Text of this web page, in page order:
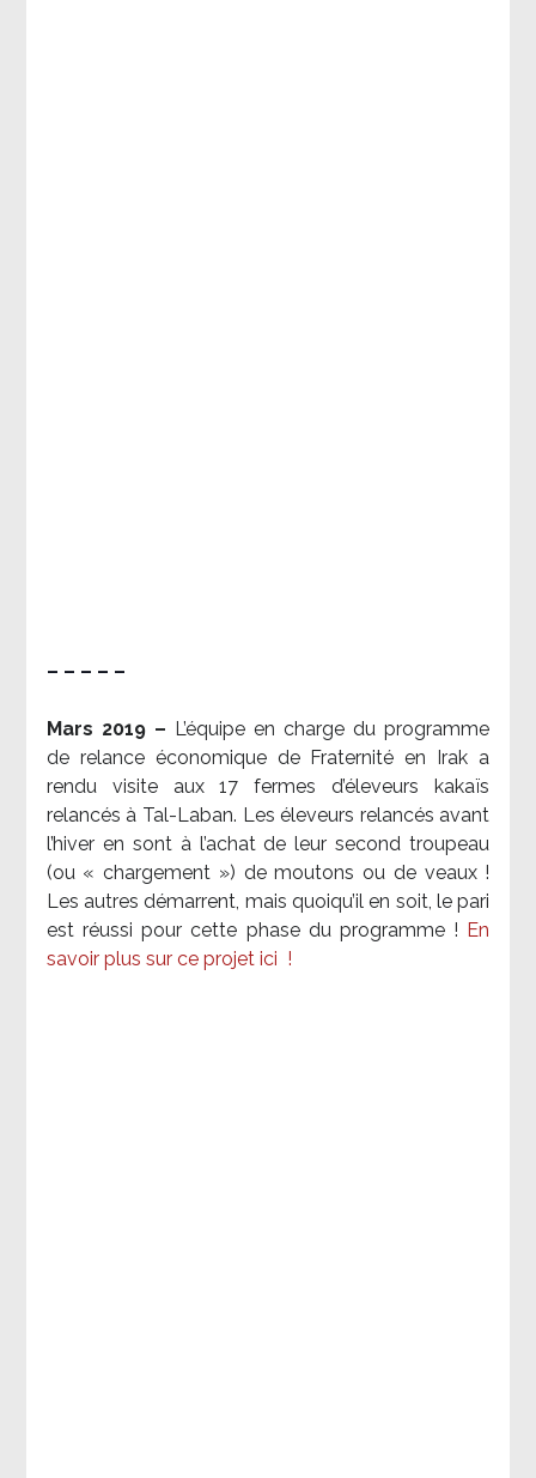
– – – – –
Mars 2019 – L’équipe en charge du programme
de relance économique de Fraternité en Irak a
rendu visite aux 17 fermes d’éleveurs kakaïs
relancés à Tal-Laban. Les éleveurs relancés avant
l’hiver en sont à l’achat de leur second troupeau
(ou « chargement ») de moutons ou de veaux !
Les autres démarrent, mais quoiqu’il en soit, le pari
est réussi pour cette phase du programme ! En
savoir plus sur ce projet ici !